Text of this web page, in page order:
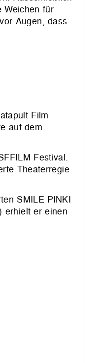
Weichen für
Augen, dass
Film
auf dem
Festival.
Theaterregie
SMILE PINKI
erhielt er einen